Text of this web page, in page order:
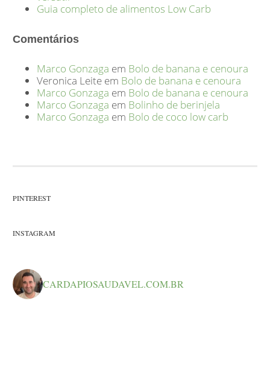
Guia completo de alimentos Low Carb
Comentários
Marco Gonzaga em Bolo de banana e cenoura
Veronica Leite em Bolo de banana e cenoura
Marco Gonzaga em Bolo de banana e cenoura
Marco Gonzaga em Bolinho de berinjela
Marco Gonzaga em Bolo de coco low carb
PINTEREST
INSTAGRAM
CARDAPIOSAUDAVEL.COM.BR